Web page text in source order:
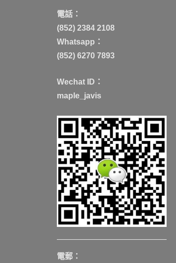
電話：
(852) 2384 2108
Whatsapp：
(852) 6270 7893
Wechat ID：
maple_javis
電郵：